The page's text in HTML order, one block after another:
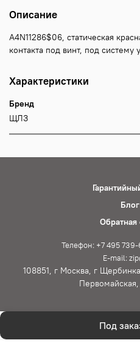
Под
Описание
A4N11286$06, статическая
контакта под винт, под
Характеристики
Бренд
ЩЛЗ
Блог
Обратная
Телефон: +7 495 739-
E-mail:
108851, г Москва, г